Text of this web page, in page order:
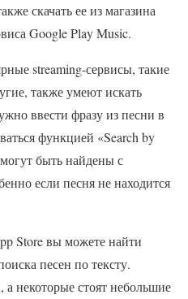
скачать ее из магазина
Google Play Music.
streaming-сервисы, такие
также умеют искать
ввести фразу из песни в
функцией «Search by
быть найдены с
если песня не находится
Store вы можете найти
песен по тексту.
некоторые стоят небольшие